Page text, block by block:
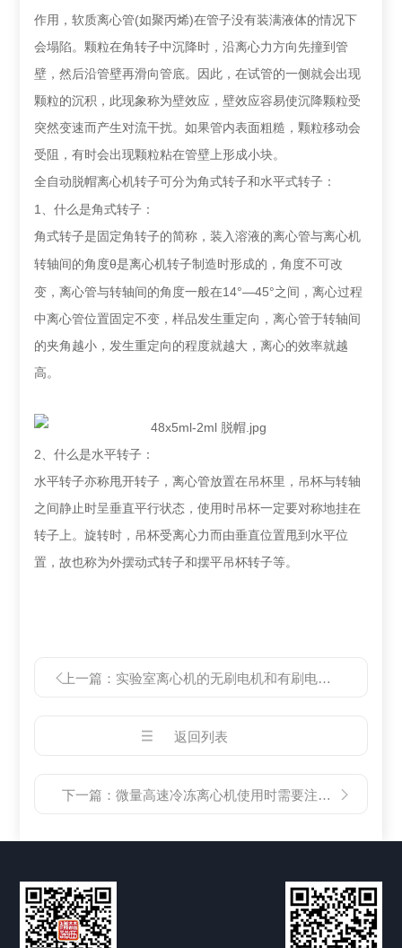
作用，软质离心管(如聚丙烯)在管子没有装满液体的情况下
会塌陷。颗粒在角转子中沉降时，沿离心力方向先撞到管
壁，然后沿管壁再滑向管底。因此，在试管的一侧就会出现
颗粒的沉积，此现象称为壁效应，壁效应容易使沉降颗粒受
突然变速而产生对流干扰。如果管内表面粗糙，颗粒移动会
受阻，有时会出现颗粒粘在管壁上形成小块。
全自动脱帽离心机转子可分为角式转子和水平式转子：
1 、什么是角式转子：
角式转子是固定角转子的简称，装入溶液的离心管与离心机
转轴间的角度θ是离心机转子制造时形成的，角度不可改
变，离心管与转轴间的角度一般在14°—45°之间，离心过程
中离心管位置固定不变，样品发生重定向，离心管于转轴间
的夹角越小，发生重定向的程度就越大，离心的效率就越
高。
2、什么是水平转子：
水平转子亦称甩开转子，离心管放置在吊杯里，吊杯与转轴
之间静止时呈垂直平行状态，使用时吊杯一定要对称地挂在
转子上。旋转时，吊杯受离心力而由垂直位置甩到水平位
置，故也称为外摆动式转子和摆平吊杯转子等。
上一篇： 实验室离心机的无刷电机和有刷电机区别
返回列表
下一篇：微量高速冷冻离心机使用时需要注意的几个问题